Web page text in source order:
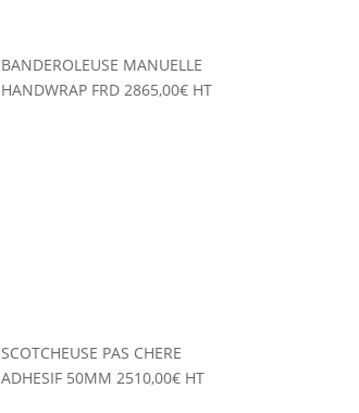
BANDEROLEUSE MANUELLE
HANDWRAP FRD 2865,00€ HT
SCOTCHEUSE PAS CHERE
ADHESIF 50MM 2510,00€ HT